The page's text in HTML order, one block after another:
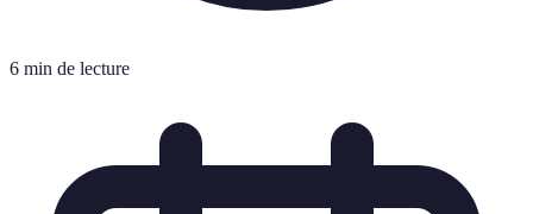
6 min de lecture